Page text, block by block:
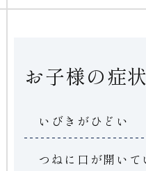
お子様の症状
いびきがひどい
つねに口が開い